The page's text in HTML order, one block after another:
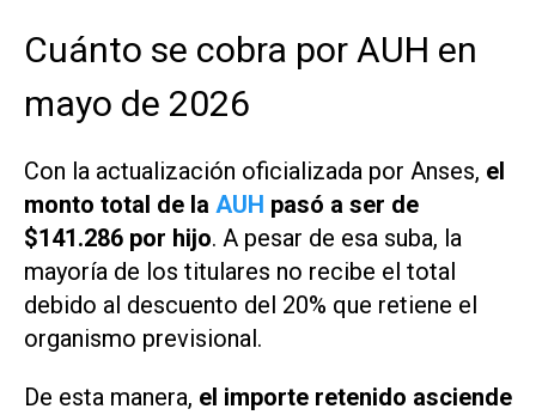
Cuánto se cobra por AUH en
mayo de 2026
Con la actualización oficializada por Anses, el
monto total de la AUH pasó a ser de
$141.286 por hijo. A pesar de esa suba, la
mayoría de los titulares no recibe el total
debido al descuento del 20% que retiene el
organismo previsional.
De esta manera, el importe retenido asciende